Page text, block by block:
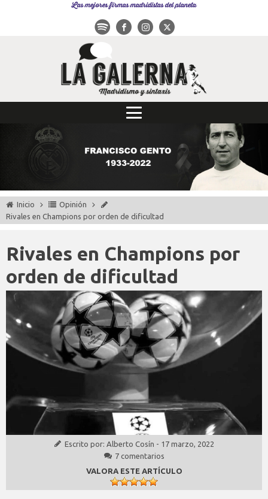
Las mejores firmas madridistas del planeta
Inicio
Opinión
Rivales en Champions por orden de dificultad
Rivales en Champions por
orden de dificultad
Escrito por: Alberto Cosín - 17 marzo, 2022
7 comentarios
VALORA ESTE ARTÍCULO